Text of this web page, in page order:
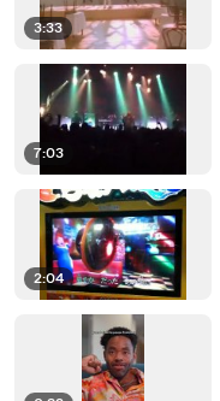
3:33
7:03
2:04